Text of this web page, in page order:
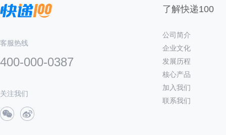
客服热线
400-000-0387
关注我们
了解快递100
公司简介
企业文化
发展历程
核心产品
加入我们
联系我们